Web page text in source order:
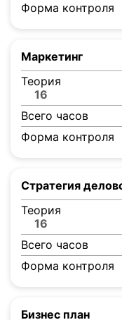
Форма контроля
Маркетинг
Теория
16
Всего часов
Форма контроля
Стратегия
Теория
16
Всего часов
Форма контроля
Бизнес план